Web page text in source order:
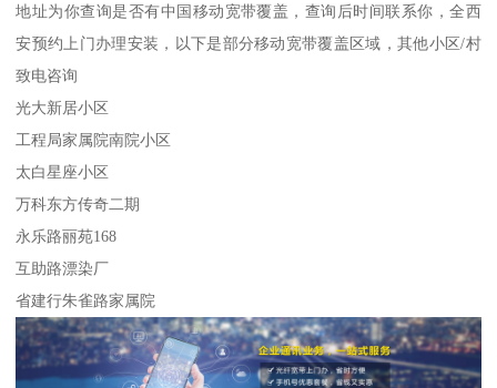
地址为你查询是否有中国移动宽带覆盖，查询后时间联系你，全西
安预约上门办理安装，以下是部分移动宽带覆盖区域，其他小区/村
致电咨询
光大新居小区
工程局家属院南院小区
太白星座小区
万科东方传奇二期
永乐路丽苑168
互助路漂染厂
省建行朱雀路家属院